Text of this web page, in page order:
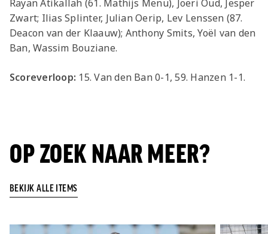
Rayan Atikallah (61. Mathijs Menu), Joeri Oud, Jesper
Zwart; Ilias Splinter, Julian Oerip, Lev Lenssen (87.
Deacon van der Klaauw); Anthony Smits, Yoël van den
Ban, Wassim Bouziane.
Scoreverloop: 15. Van den Ban 0-1, 59. Hanzen 1-1.
OP ZOEK NAAR MEER?
BEKIJK ALLE ITEMS